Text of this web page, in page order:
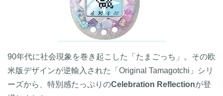
90年代に社会現象を巻き起こした「たまごっち」。その欧
米版デザインが逆輸入された「Original Tamagotchi」シリ
ーズから、特別感たっぷりのCelebration Reflectionが登